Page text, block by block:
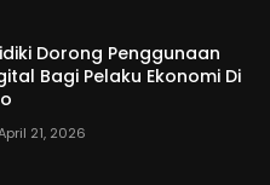
Dorong Penggunaan
Bagi Pelaku Ekonomi Di
21, 2026